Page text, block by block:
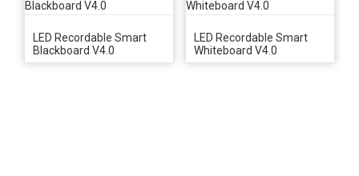
LED Recordable Smart
Blackboard V4.0
LED Recordable Smart
Whiteboard V4.0